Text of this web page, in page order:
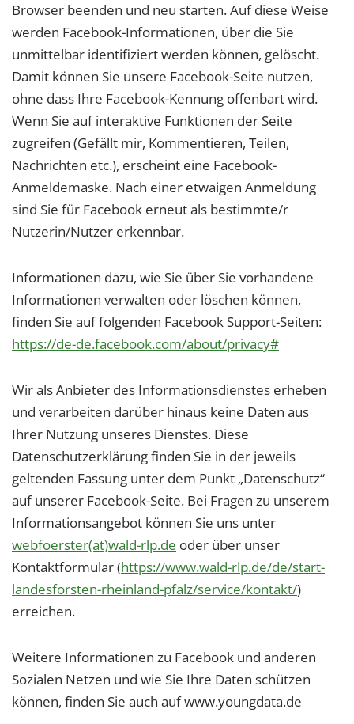
Browser beenden und neu starten. Auf diese Weise
werden Facebook-Informationen, über die Sie
unmittelbar identifiziert werden können, gelöscht.
Damit können Sie unsere Facebook-Seite nutzen,
ohne dass Ihre Facebook-Kennung offenbart wird.
Wenn Sie auf interaktive Funktionen der Seite
zugreifen (Gefällt mir, Kommentieren, Teilen,
Nachrichten etc.), erscheint eine Facebook-
Anmeldemaske. Nach einer etwaigen Anmeldung
sind Sie für Facebook erneut als bestimmte/r
Nutzerin/Nutzer erkennbar.
Informationen dazu, wie Sie über Sie vorhandene
Informationen verwalten oder löschen können,
finden Sie auf folgenden Facebook Support-Seiten:
https://de-de.facebook.com/about/privacy#
Wir als Anbieter des Informationsdienstes erheben
und verarbeiten darüber hinaus keine Daten aus
Ihrer Nutzung unseres Dienstes. Diese
Datenschutzerklärung finden Sie in der jeweils
geltenden Fassung unter dem Punkt „Datenschutz“
auf unserer Facebook-Seite. Bei Fragen zu unserem
Informationsangebot können Sie uns unter
webfoerster(at)wald-rlp.de oder über unser
Kontaktformular (https://www.wald-rlp.de/de/start-
landesforsten-rheinland-pfalz/service/kontakt/)
erreichen.
Weitere Informationen zu Facebook und anderen
Sozialen Netzen und wie Sie Ihre Daten schützen
können, finden Sie auch auf www.youngdata.de